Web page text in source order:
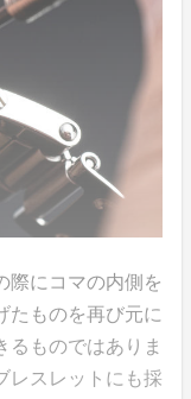
にコマの内側を
たものを再び元に
るものではありま
レスレットにも採